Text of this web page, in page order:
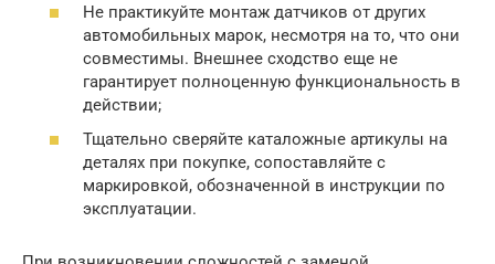
Не практикуйте монтаж датчиков от других
автомобильных марок, несмотря на то, что они
совместимы. Внешнее сходство еще не
гарантирует полноценную функциональность в
действии;
Тщательно сверяйте каталожные артикулы на
деталях при покупке, сопоставляйте с
маркировкой, обозначенной в инструкции по
эксплуатации.